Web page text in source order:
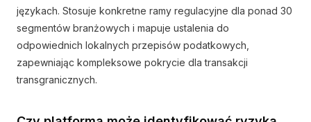
językach. Stosuje konkretne ramy regulacyjne dla ponad 30
segmentów branżowych i mapuje ustalenia do
odpowiednich lokalnych przepisów podatkowych,
zapewniając kompleksowe pokrycie dla transakcji
transgranicznych.